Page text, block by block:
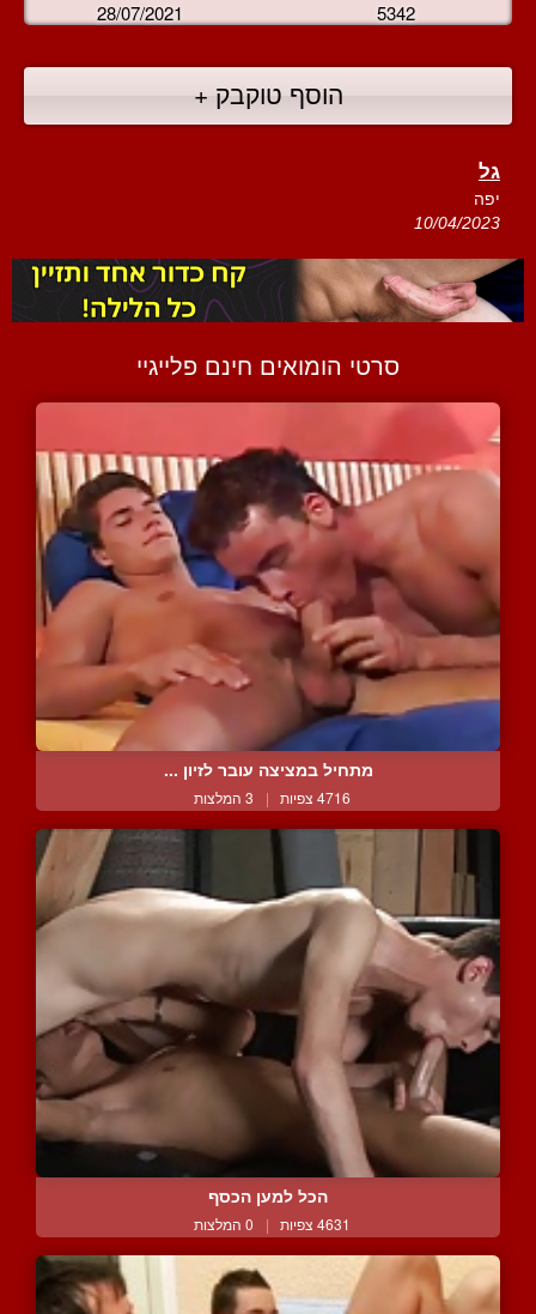
28/07/2021 5342
הוסף טוקבק +
גל
יפה
10/04/2023
סרטי הומואים חינם פלייגיי
מתחיל במציצה עובר לזיון ...
4716 צפיות | 3 המלצות
הכל למען הכסף
4631 צפיות | 0 המלצות